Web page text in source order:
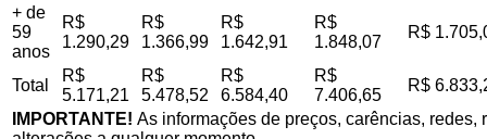
+ de
59
anos
R$
1.290,29
R$
1.366,99
R$
1.642,91
R$
1.848,07
R$
Total
R$
5.171,21
R$
5.478,52
R$
6.584,40
R$
7.406,65
R$
IMPORTANTE! As informações de preços, carências,